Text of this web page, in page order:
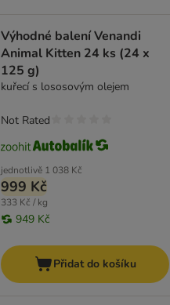
Výhodné balení Venandi
Animal Kitten 24 ks (24 x
125 g)
kuřecí s lososovým olejem
jednotlivě 1 038 Kč
999 Kč
333 Kč / kg
949 Kč
Not Rated
Přidat do košíku